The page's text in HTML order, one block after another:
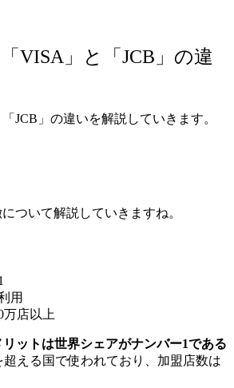
VISA」と「JCB」の違
JCB」の違いを解説していきます。
ついて解説していきますね。
用
万店以上
ットは世界シェアがナンバー1である
超える国で使われており、加盟店数は